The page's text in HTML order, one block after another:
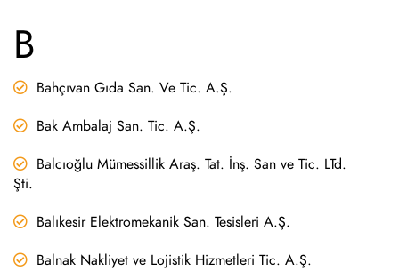
B
Bahçıvan Gıda San. Ve Tic. A.Ş.
Bak Ambalaj San. Tic. A.Ş.
Balcıoğlu Mümessillik Araş. Tat. İnş. San ve Tic. LTd.
Şti.
Balıkesir Elektromekanik San. Tesisleri A.Ş.
Balnak Nakliyet ve Lojistik Hizmetleri Tic. A.Ş.